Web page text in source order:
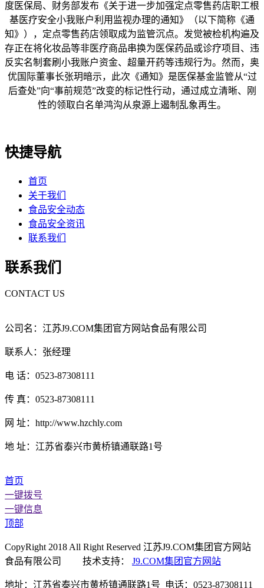
度医保局、财务部发布《关于进一步加强定点零售药店职工根
基医疗安全小我账户利用监视办理的通知》（以下简称《通
知》），定点零售药店领取成为监管沉点。发觉被检机构遍及
存正在将化妆品等非医疗商品串换为医保药品或诊疗项目、违
反实名制套刷小我账户资金、超量开药等违规行为。然而，奥
优国际董事长张玥暗示，此次《通知》是医保基金监管从“过
后查处”向“事前规范”改变的标记性行动，通过成立清晰、刚
性的领取白名单鸿沟从泉源上遏制乱象再生。
快捷导航
首页
关于我们
食品安全动态
食品安全资讯
联系我们
联系我们
CONTACT US
公司名：江苏J9.COM集团官方网站食品有限公司
联系人：张经理
电 话：0523-87308111
传 真：0523-87308111
网 址：http://www.hzchly.com
地 址：江苏省泰兴市黄桥镇通联路1号
首页
一键拨号
一键信息
顶部
CopyRight 2018 All Right Reserved 江苏J9.COM集团官方网站
食品有限公司 技术支持： J9.COM集团官方网站
地址：江苏省泰兴市黄桥镇通联路1号 电话：0523-87308111